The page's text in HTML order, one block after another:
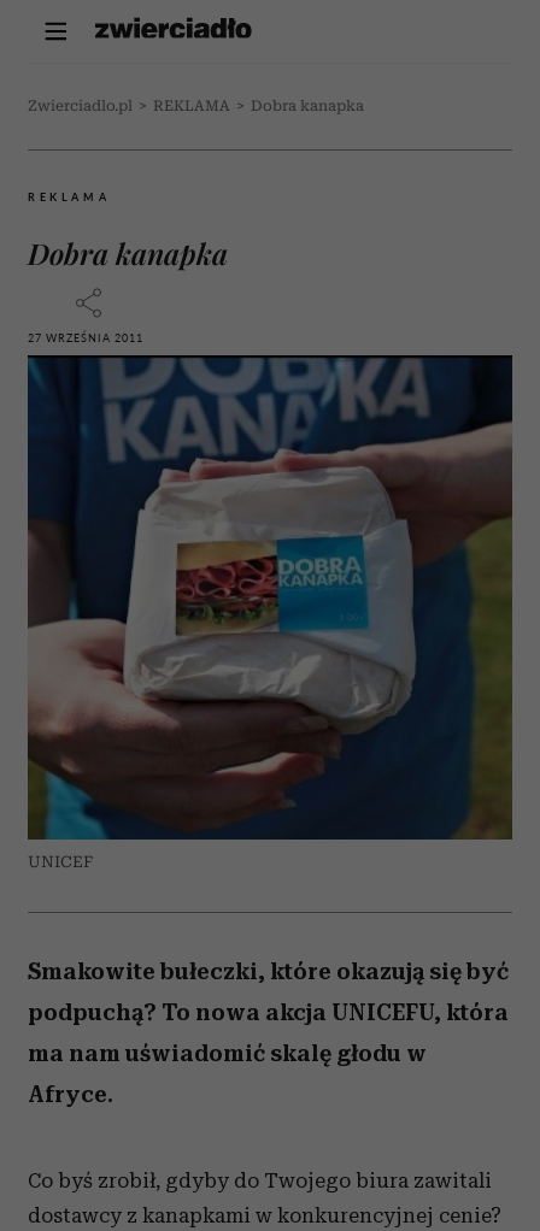
Zwierciadlo.pl > REKLAMA > Dobra kanapka
REKLAMA
Dobra kanapka
27 WRZEŚNIA 2011
UNICEF
Smakowite bułeczki, które okazują się być
podpuchą? To nowa akcja UNICEFU, która
ma nam uświadomić skalę głodu w
Afryce.
Co byś zrobił, gdyby do Twojego biura zawitali
dostawcy z kanapkami w konkurencyjnej cenie?